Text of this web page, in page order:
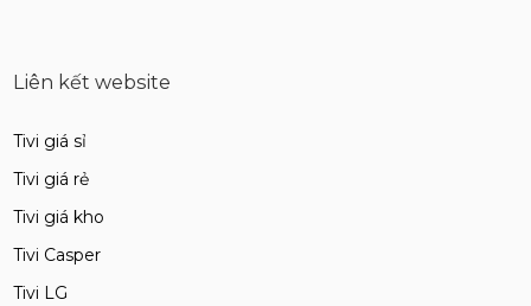
Liên kết website
Tivi giá sỉ
Tivi giá rẻ
Tivi giá kho
Tivi Casper
Tivi LG